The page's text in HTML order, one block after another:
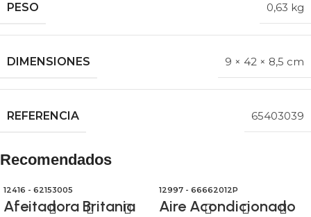
PESO 0,63 kg
DIMENSIONES 9 × 42 × 8,5 cm
REFERENCIA 65403039
Recomendados
12416 - 62153005
Afeitadora Britania
12997 - 66662012P
Aire Acondicionado